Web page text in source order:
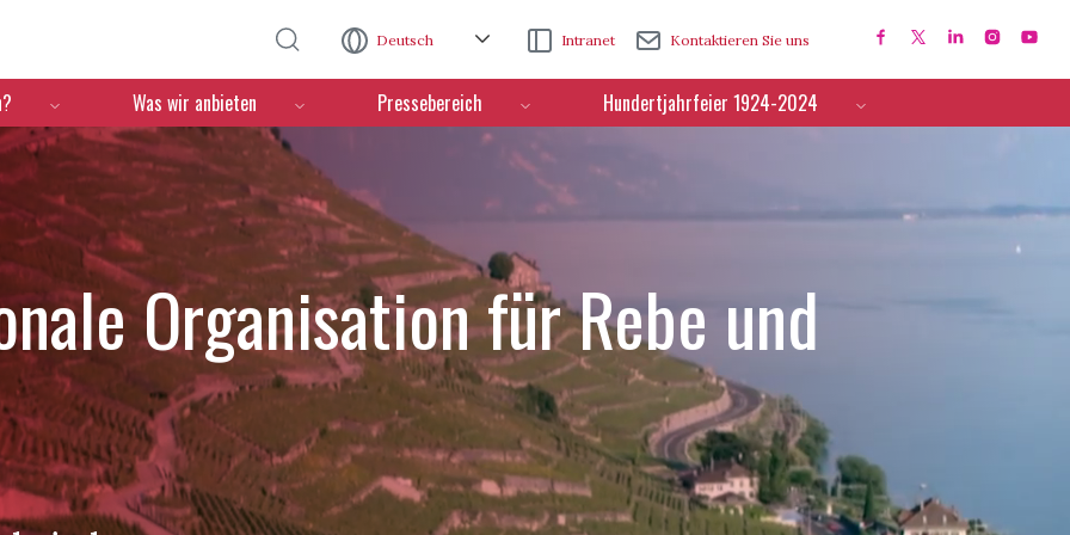
Deutsch Intranet Kontaktieren Sie uns
Was wir anbieten Pressebereich Hundertjahrfeier 1924-2024
Organisation für Rebe und